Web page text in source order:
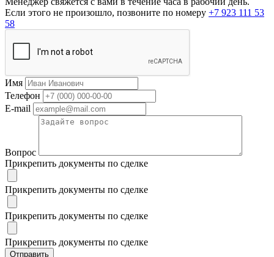
Если этого не произошло, позвоните по номеру +7 923 111 53
58
Имя
Телефон
E-mail
Вопрос
Прикрепить документы по сделке
Прикрепить документы по сделке
Прикрепить документы по сделке
Прикрепить документы по сделке